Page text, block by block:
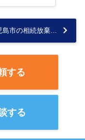
する
する